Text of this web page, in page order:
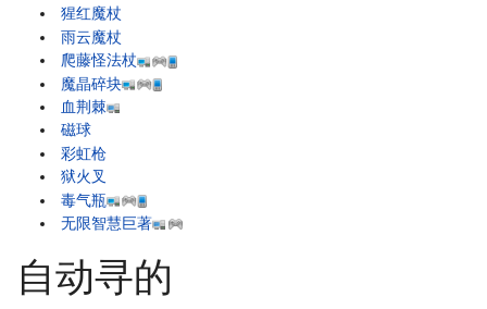
猩红魔杖
雨云魔杖
爬藤怪法杖
魔晶碎块
血荆棘
磁球
彩虹枪
狱火叉
毒气瓶
无限智慧巨著
自动寻的